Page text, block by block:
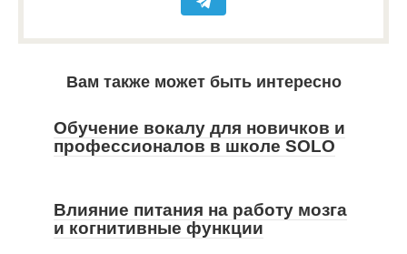
Вам также может быть интересно
Обучение вокалу для новичков и
профессионалов в школе SOLO
Влияние питания на работу мозга
и когнитивные функции